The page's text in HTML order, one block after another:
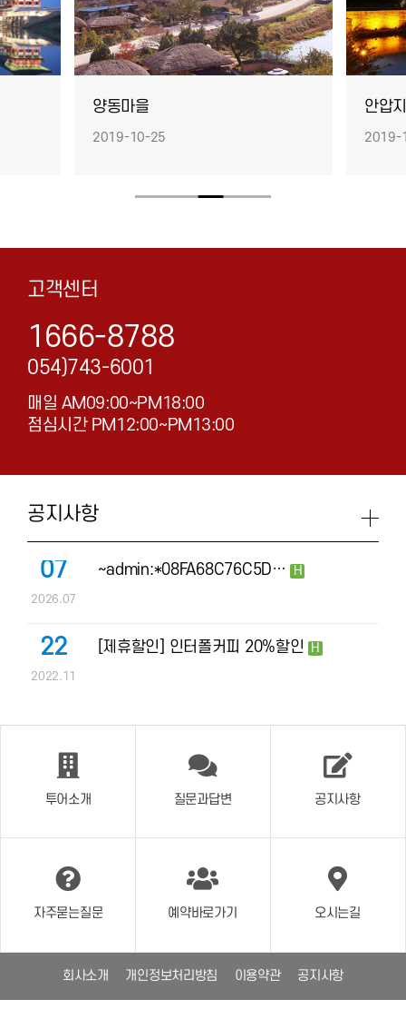
양동마을
2019-10-25
안압지
2019-
고객센터
1666-8788
054)743-6001
매일 AM09:00~PM18:00
점심시간 PM12:00~PM13:00
공지사항
07
2026.07
~admin:*08FA68C76C5D… H
22
2022.11
[제휴할인] 인터폴커피 20%할인 H
투어소개 질문과답변 공지사항
자주묻는질문 예약바로가기 오시는길
회사소개 개인정보처리방침 이용약관 공지사항